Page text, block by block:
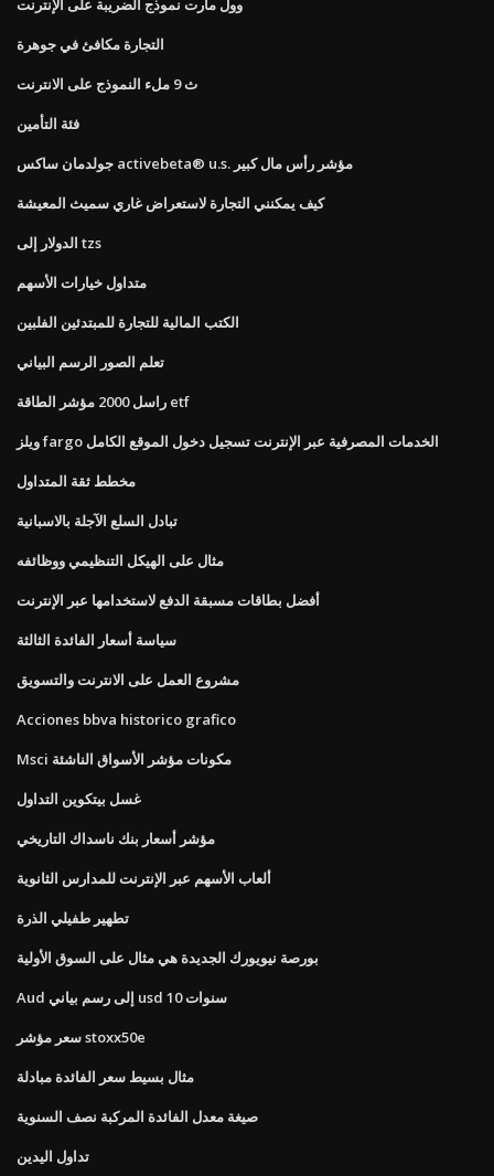
وول مارت نموذج الضريبة على الإنترنت
التجارة مكافئ في جوهرة
ث 9 ملء النموذج على الانترنت
فئة التأمين
جولدمان ساكس activebeta® u.s. مؤشر رأس مال كبير
كيف يمكنني التجارة لاستعراض غاري سميث المعيشة
الدولار إلى tzs
متداول خيارات الأسهم
الكتب المالية للتجارة للمبتدئين الفلبين
تعلم الصور الرسم البياني
راسل 2000 مؤشر الطاقة etf
ويلز fargo الخدمات المصرفية عبر الإنترنت تسجيل دخول الموقع الكامل
مخطط ثقة المتداول
تبادل السلع الآجلة بالاسبانية
مثال على الهيكل التنظيمي ووظائفه
أفضل بطاقات مسبقة الدفع لاستخدامها عبر الإنترنت
سياسة أسعار الفائدة الثالثة
مشروع العمل على الانترنت والتسويق
Acciones bbva historico grafico
Msci مكونات مؤشر الأسواق الناشئة
غسل بيتكوين التداول
مؤشر أسعار بنك ناسداك التاريخي
ألعاب الأسهم عبر الإنترنت للمدارس الثانوية
تطهير طفيلي الذرة
بورصة نيويورك الجديدة هي مثال على السوق الأولية
Aud إلى رسم بياني usd 10 سنوات
سعر مؤشر stoxx50e
مثال بسيط سعر الفائدة مبادلة
صيغة معدل الفائدة المركبة نصف السنوية
تداول اليدين